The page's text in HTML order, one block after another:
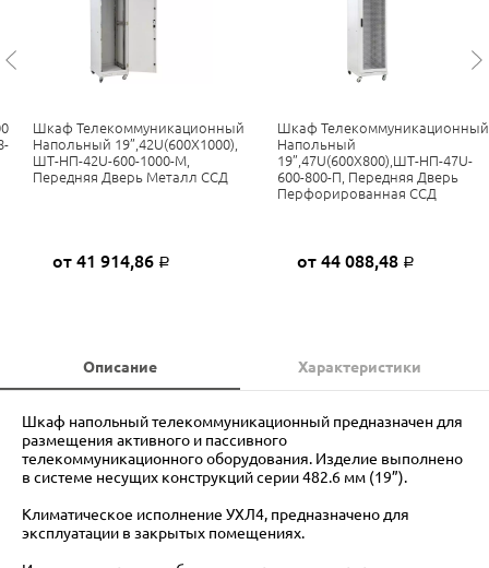
Шкаф Телекоммуникационный
Напольный 19”,42U(600X1000),
ШТ-НП-42U-600-1000-М,
Передняя Дверь Металл ССД
от 41 914,86 Р
Шкаф Телекоммуникационный
Напольный
19”,47U(600X800),ШТ-НП-47U-
600-800-П, Передняя Дверь
Перфорированная ССД
от 44 088,48 Р
Описание Характеристики
Шкаф напольный телекоммуникационный предназначен для
размещения активного и пассивного
телекоммуникационного оборудования. Изделие выполнено
в системе несущих конструкций серии 482.6 мм (19”).
Климатическое исполнение УХЛ4, предназначено для
эксплуатации в закрытых помещениях.